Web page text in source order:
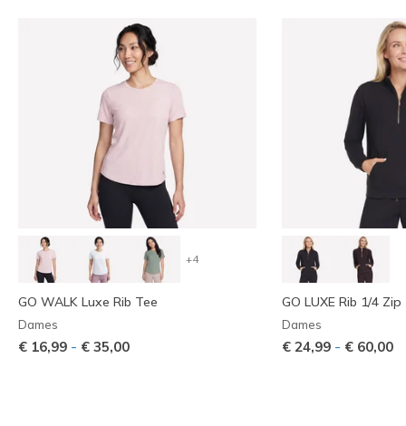
+4
GO WALK Luxe Rib Tee
Dames
€ 16,99 - € 35,00
GO LUXE Rib 1/4 Zip
Dames
€ 24,99 - € 60,00